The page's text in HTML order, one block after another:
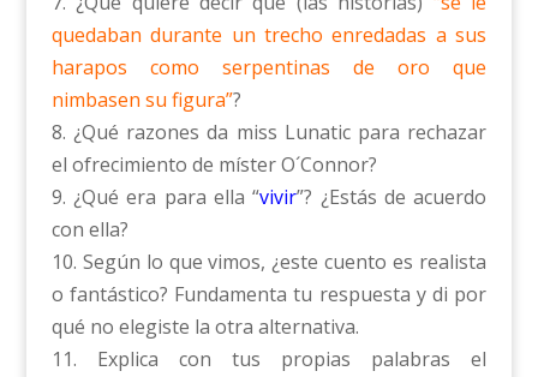
quedaban durante un trecho enredadas a sus
harapos como serpentinas de oro que
nimbasen su figura”?
8. ¿Qué razones da miss Lunatic para rechazar
el ofrecimiento de míster O´Connor?
9. ¿Qué era para ella “vivir”? ¿Estás de acuerdo
con ella?
10. Según lo que vimos, ¿este cuento es realista
o fantástico? Fundamenta tu respuesta y di por
qué no elegiste la otra alternativa.
11. Explica con tus propias palabras el